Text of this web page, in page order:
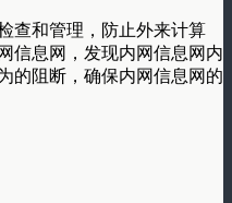
查和管理，防止外来计算
信息网，发现内网信息网内
的阻断，确保内网信息网的